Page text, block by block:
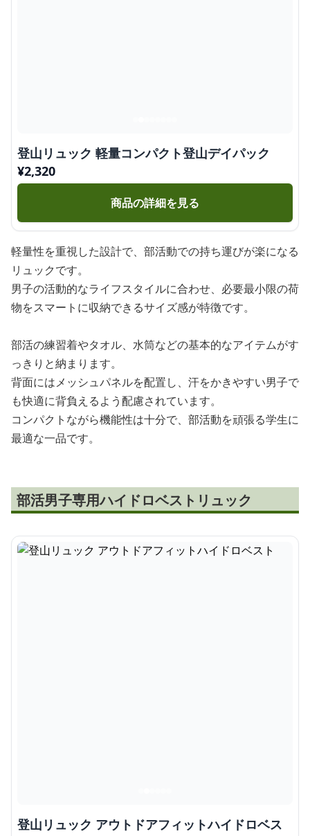
登山リュック 軽量コンパクト登山デイパック
¥2,320
商品の詳細を見る
軽量性を重視した設計で、部活動での持ち運びが楽になる
リュックです。
男子の活動的なライフスタイルに合わせ、必要最小限の荷
物をスマートに収納できるサイズ感が特徴です。
部活の練習着やタオル、水筒などの基本的なアイテムがす
っきりと納まります。
背面にはメッシュパネルを配置し、汗をかきやすい男子で
も快適に背負えるよう配慮されています。
コンパクトながら機能性は十分で、部活動を頑張る学生に
最適な一品です。
部活男子専用ハイドロベストリュック
登山リュック アウトドアフィットハイドロベス